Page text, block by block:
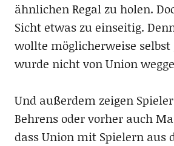
ähnlichen Regal zu holen.
Sicht etwas zu einseitig.
wollte möglicherweise selbst
wurde nicht von Union
Und außerdem zeigen
Behrens oder vorher auch
dass Union mit Spielern aus